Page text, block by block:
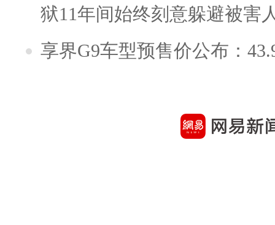
狱11年间始终刻意躲避被害
享界G9车型预售价公布：